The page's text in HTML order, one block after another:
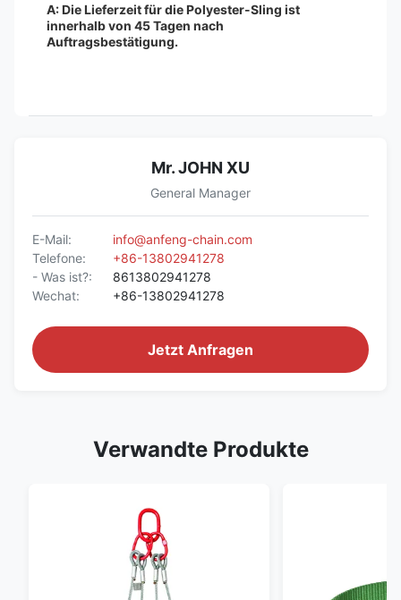
A: Die Lieferzeit für die Polyester-Sling ist
innerhalb von 45 Tagen nach
Auftragsbestätigung.
Mr. JOHN XU
General Manager
E-Mail:
info@anfeng-chain.com
Telefone:
+86-13802941278
- Was ist?:
8613802941278
Wechat:
+86-13802941278
Jetzt Anfragen
Verwandte Produkte